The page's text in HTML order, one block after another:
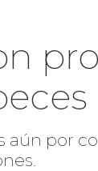
aún por